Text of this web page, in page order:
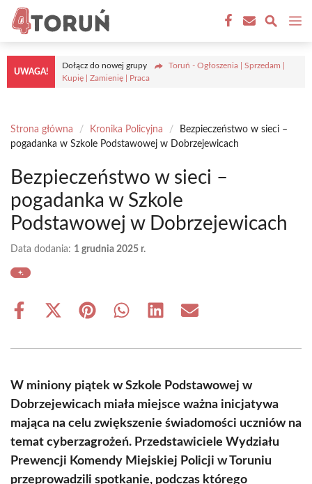
Przejdź
treści
UWAGA!
Dołącz do nowej grupy
Toruń - Ogłoszenia | Sprzedam |
Kupię | Zamienię | Praca
Strona główna / Kronika Policyjna /
Bezpieczeństwo w sieci –
pogadanka w Szkole Podstawowej w Dobrzejewicach
Bezpieczeństwo w sieci –
pogadanka w Szkole
Podstawowej w Dobrzejewicach
Data dodania: 1 grudnia 2025 r.
Share
Share
(Twitter)
Share Share Share Share
W miniony piątek w Szkole Podstawowej w
Dobrzejewicach miała miejsce ważna inicjatywa
mająca na celu zwiększenie świadomości uczniów na
temat cyberzagrożeń. Przedstawiciele Wydziału
Prewencji Komendy Miejskiej Policji w Toruniu
przeprowadzili spotkanie, podczas którego